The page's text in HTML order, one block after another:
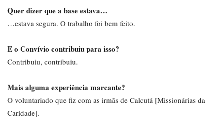
Quer dizer que a base estava…
…estava segura. O trabalho foi bem feito.
E o Convívio contribuiu para isso?
Contribuiu, contribuiu.
Mais alguma experiência marcante?
O voluntariado que fiz com as irmãs de Calcutá [Missionárias da
Caridade].